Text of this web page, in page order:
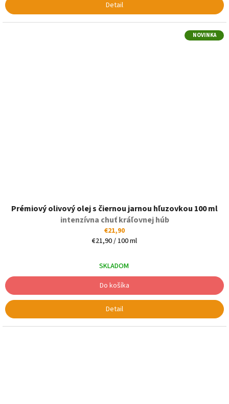
Detail
NOVINKA
Prémiový olivový olej s čiernou jarnou hľuzovkou 100 ml
intenzívna chuť kráľovnej húb
€21,90
Jednotková
€21,90 / 100 ml
SKLADOM
Do košíka
Detail